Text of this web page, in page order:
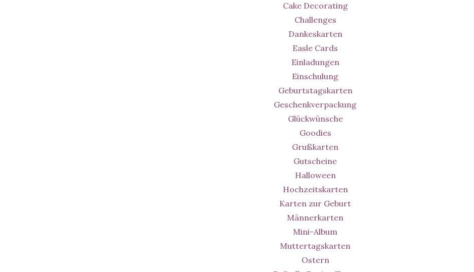
Cake Decorating
Challenges
Dankeskarten
Easle Cards
Einladungen
Einschulung
Geburtstagskarten
Geschenkverpackung
Glückwünsche
Goodies
Grußkarten
Gutscheine
Halloween
Hochzeitskarten
Karten zur Geburt
Männerkarten
Mini-Album
Muttertagskarten
Ostern